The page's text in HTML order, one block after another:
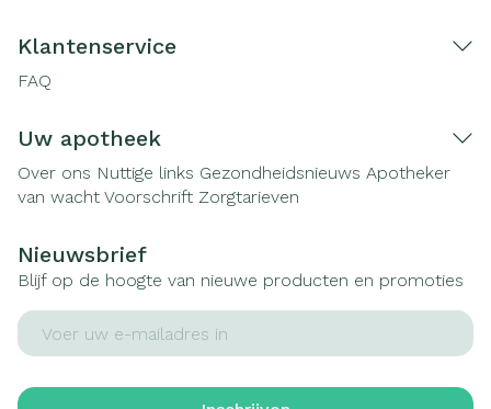
Klantenservice
FAQ
Uw apotheek
Over ons Nuttige links Gezondheidsnieuws Apotheker
van wacht Voorschrift Zorgtarieven
Nieuwsbrief
Blijf op de hoogte van nieuwe producten en promoties
E-mail adres